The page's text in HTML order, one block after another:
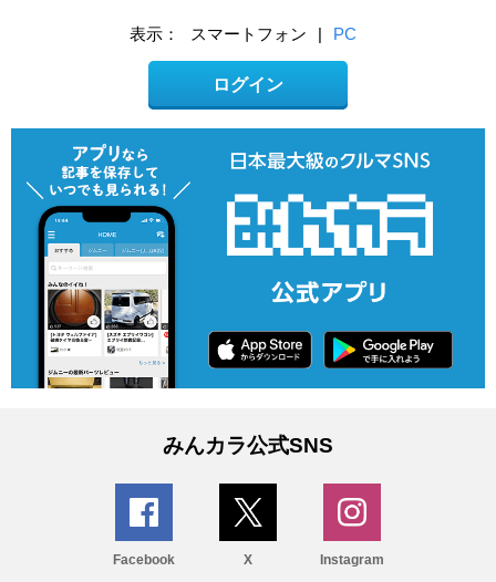
表示： スマートフォン | PC
ログイン
みんカラ公式SNS
Facebook X Instagram